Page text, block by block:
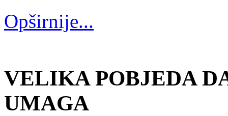
Opširnije...
VELIKA POBJEDA
UMAGA